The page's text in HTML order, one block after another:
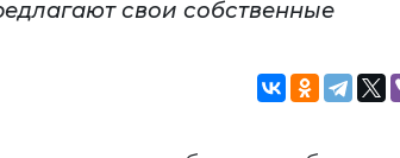
свои собственные